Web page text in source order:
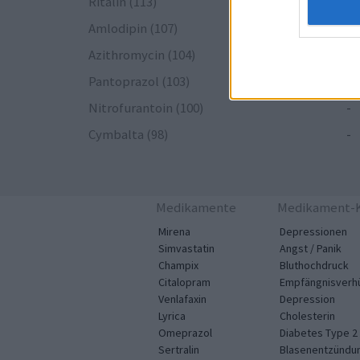
Amlodipin (107)
-
Azithromycin (104)
Pantoprazol (103)
Nitrofurantoin (100)
-
Cymbalta (98)
-
Medikamente
Mirena
Simvastatin
Champix
Citalopram
Venlafaxin
Lyrica
Omeprazol
Sertralin
Medikament-
Depressionen
Angst / Panik
Bluthochdruck
Depression
Cholesterin
Diabetes Type 2